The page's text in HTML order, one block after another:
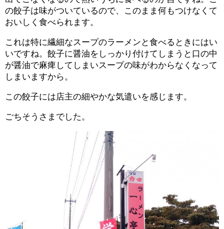
の餃子は味がついているので、このまま何もつけなくて
おいしく食べられます。
これは特に繊細なスープのラーメンと食べるときにはい
いですね。餃子に醤油をしっかり付けてしまうと口の中
が醤油で麻痺してしまいスープの味がわからなくなって
しまいますから。
この餃子には店主の細やかな気遣いを感じます。
ごちそうさまでした。